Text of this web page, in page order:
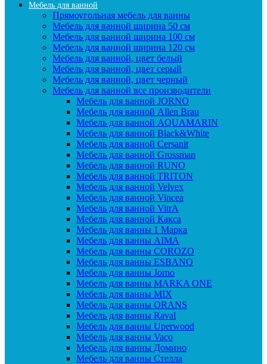
Мебель для ванной
Прямоугольная мебель для ванны
Мебель для ванной ширина 50 см
Мебель для ванной ширина 100 см
Мебель для ванной ширина 120 см
Мебель для ванной, цвет белый
Мебель для ванной, цвет серый
Мебель для ванной, цвет черный
Мебель для ванной все производители
Мебель для ванной JORNO
Мебель для ванной Allen Brau
Мебель для ванной AQUAMARIN
Мебель для ванной Black&White
Мебель для ванной Cersanit
Мебель для ванной Grossman
Мебель для ванной RUNO
Мебель для ванной TRITON
Мебель для ванной Velvex
Мебель для ванной Vincea
Мебель для ванной VitrA
Мебель для ванной Какса
Мебель для ванны 1 Марка
Мебель для ванны AIMA
Мебель для ванны COROZO
Мебель для ванны ESBANO
Мебель для ванны Jorno
Мебель для ванны MARKA ONE
Мебель для ванны MIX
Мебель для ванны ORANS
Мебель для ванны Raval
Мебель для ванны Uperwood
Мебель для ванны Vaco
Мебель для ванны Домино
Мебель для ванны Стелла